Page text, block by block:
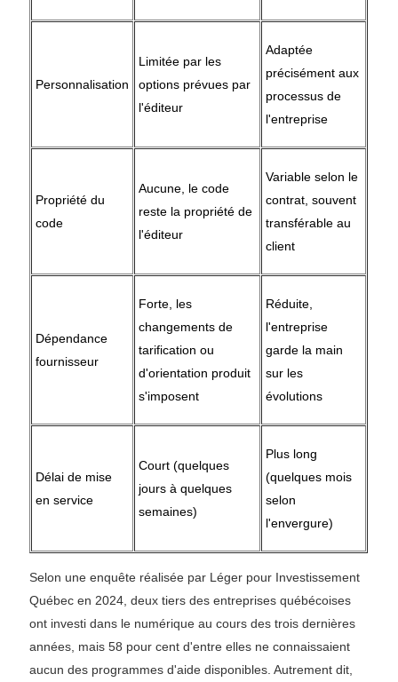
Personnalisation
Limitée par les
options prévues par
l'éditeur
Adaptée
précisément aux
processus de
l'entreprise
Propriété du
code
Aucune, le code
reste la propriété de
l'éditeur
Variable selon le
contrat, souvent
transférable au
client
Dépendance
fournisseur
Forte, les
changements de
tarification ou
d'orientation produit
s'imposent
Réduite,
l'entreprise
garde la main
sur les
évolutions
Délai de mise
en service
Court (quelques
jours à quelques
semaines)
Plus long
(quelques mois
selon
l'envergure)
Selon une enquête réalisée par Léger pour Investissement
Québec en 2024, deux tiers des entreprises québécoises
ont investi dans le numérique au cours des trois dernières
années, mais 58 pour cent d'entre elles ne connaissaient
aucun des programmes d'aide disponibles. Autrement dit,